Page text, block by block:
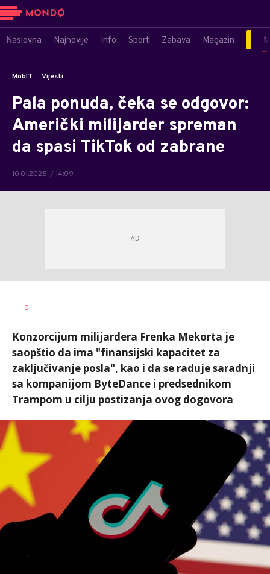
Naslovna Najnovije Info Sport Zabava Magazin
MobIT Vijesti
Pala ponuda, čeka se odgovor:
Američki milijarder spreman
da spasi TikTok od zabrane
10.01.2025. / 14:09
AUTOR
0
Konzorcijum milijardera Frenka Mekorta je
saopštio da ima "finansijski kapacitet za
zaključivanje posla", kao i da se raduje saradnji
sa kompanijom ByteDance i predsednikom
Trampom u cilju postizanja ovog dogovora